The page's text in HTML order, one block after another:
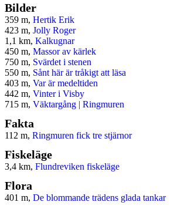
Bilder
359 m, Hertik Erik
423 m, Jolly Roger
1,1 km, Kalkugnar
450 m, Massor av kärlek
750 m, Svärdet i stenen
550 m, Sånt här är tråkigt att läsa
403 m, Var är medeltiden
442 m, Vinter i Visby
715 m, Väktargång | Ringmuren
Fakta
112 m, Ringmuren fick tre stjärnor
Fiskeläge
3,4 km, Flundreviken fiskeläge
Flora
401 m, De blommande trädens glada tankar